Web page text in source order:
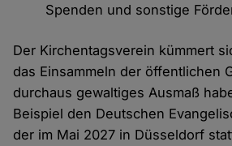
Spenden und sonstige
Der Kirchentagsverein kümmert
das Einsammeln der öffentlichen
durchaus gewaltiges Ausmaß
Beispiel den Deutschen
der im Mai 2027 in Düsseldorf